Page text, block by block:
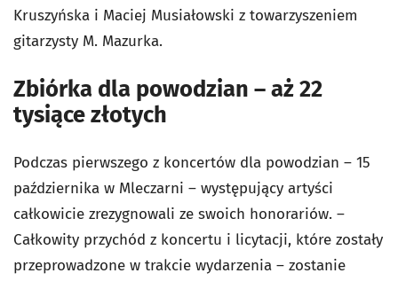
Kruszyńska i Maciej Musiałowski z towarzyszeniem
gitarzysty M. Mazurka.
Zbiórka dla powodzian – aż 22
tysiące złotych
Podczas pierwszego z koncertów dla powodzian – 15
października w Mleczarni – występujący artyści
całkowicie zrezygnowali ze swoich honorariów. –
Całkowity przychód z koncertu i licytacji, które zostały
przeprowadzone w trakcie wydarzenia – zostanie